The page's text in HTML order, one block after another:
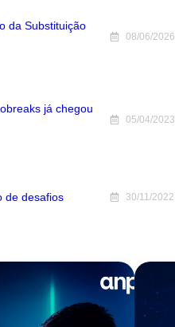
da Substituição
08/06/2026
já chegou
05/04/2023
de desafios 30/11/2022